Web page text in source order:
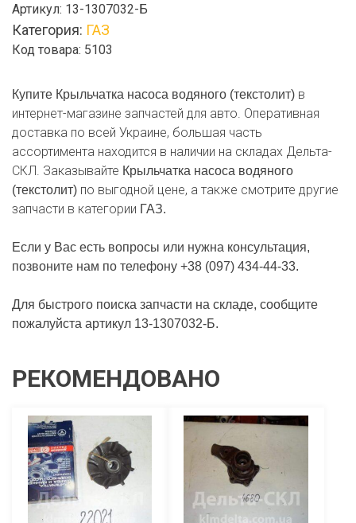
насоса
водяного
(текстолит)
Артикул: 13-1307032-Б
Категория: ГАЗ
Код товара: 5103
Купите Крыльчатка насоса водяного (текстолит) в
интернет-магазине запчастей для авто. Оперативная
доставка по всей Украине, большая часть
ассортимента находится в наличии на складах Дельта-
СКЛ. Заказывайте Крыльчатка насоса водяного
(текстолит) по выгодной цене, а также смотрите другие
запчасти в категории ГАЗ.
Если у Вас есть вопросы или нужна консультация,
позвоните нам по телефону +38 (097) 434-44-33.
Для быстрого поиска запчасти на складе, сообщите
пожалуйста артикул 13-1307032-Б.
РЕКОМЕНДОВАНО